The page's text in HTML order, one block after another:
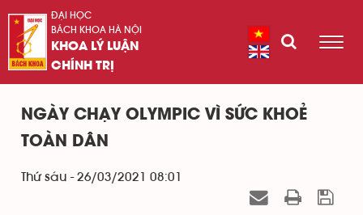
ĐẠI HỌC
BÁCH KHOA HÀ NỘI
KHOA LÝ LUẬN
CHÍNH TRỊ
NGÀY CHẠY OLYMPIC VÌ SỨC KHOẺ
TOÀN DÂN
Thứ sáu - 26/03/2021 08:01